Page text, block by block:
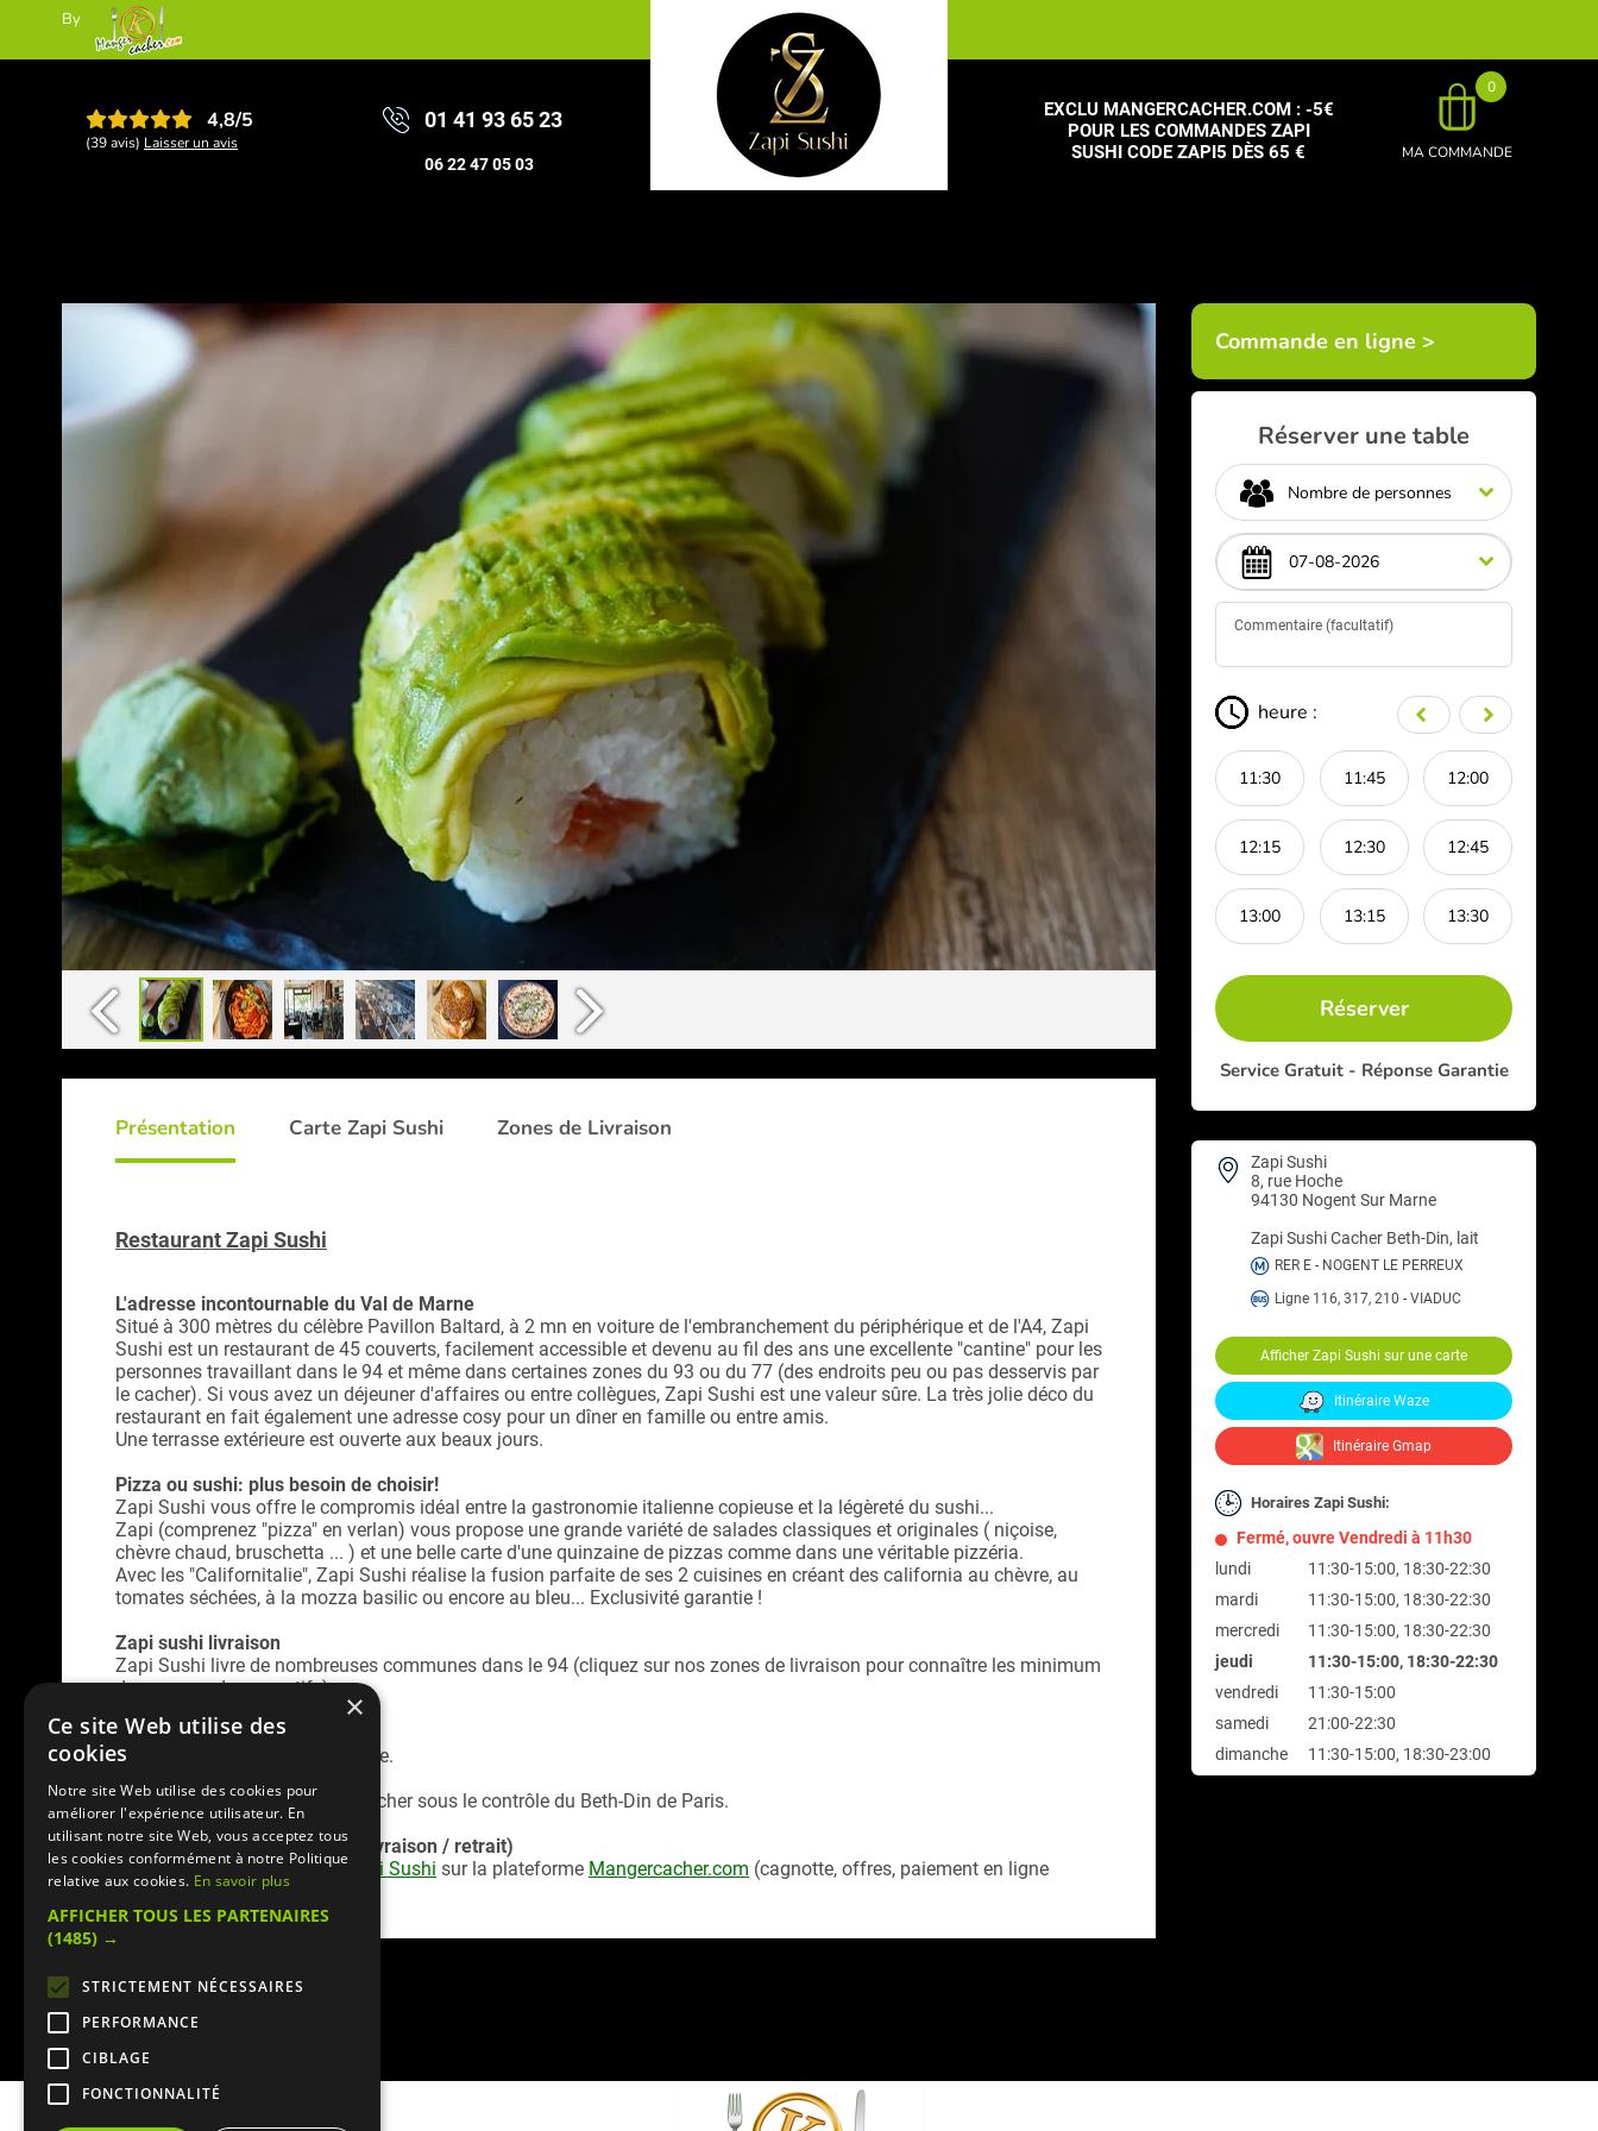
By
01 41 93 65 23
06 22 47 05 03
MA COMMANDE
0
4,8/5
(39 avis) Laisser un avis
EXCLU MANGERCACHER.COM : -5€
POUR LES COMMANDES ZAPI
SUSHI CODE ZAPI5 DÈS 65 €
Commande en ligne >
Réserver une table
Nombre de personnes
heure :
14:45
11:30 11:45 12:00
12:15 12:30 12:45
13:00 13:15 13:30
Réserver
Service Gratuit - Réponse Garantie
Zapi Sushi
8, rue Hoche
94130 Nogent Sur Marne
Zapi SushiCacher Beth-Din, lait
RER E - NOGENT LE PERREUX
Ligne 116, 317, 210 - VIADUC
Afficher Zapi Sushi sur une carte
Itinéraire Waze
Itinéraire Gmap
Horaires Zapi Sushi:
Fermé, ouvre Vendredi à 11h30
lundi
11:30-15:00, 18:30-22:30
mardi
11:30-15:00, 18:30-22:30
mercredi
11:30-15:00, 18:30-22:30
jeudi
11:30-15:00, 18:30-22:30
vendredi
11:30-15:00
samedi
21:00-22:30
dimanche
11:30-15:00, 18:30-23:00
Présentation Carte Zapi Sushi Zones de Livraison
Restaurant Zapi Sushi
L'adresse incontournable du Val de Marne
Situé à 300 mètres du célèbre Pavillon Baltard, à 2 mn en voiture de l'embranchement du périphérique et de l'A4, Zapi
Sushi est un restaurant de 45 couverts, facilement accessible et devenu au fil des ans une excellente "cantine" pour les
personnes travaillant dans le 94 et même dans certaines zones du 93 ou du 77 (des endroits peu ou pas desservis par
le cacher). Si vous avez un déjeuner d'affaires ou entre collègues, Zapi Sushi est une valeur sûre. La très jolie déco du
restaurant en fait également une adresse cosy pour un dîner en famille ou entre amis.
Une terrasse extérieure est ouverte aux beaux jours.
Pizza ou sushi: plus besoin de choisir!
Zapi Sushi vous offre le compromis idéal entre la gastronomie italienne copieuse et la légèreté du sushi...
Zapi (comprenez "pizza" en verlan) vous propose une grande variété de salades classiques et originales ( niçoise,
chèvre chaud, bruschetta ... ) et une belle carte d'une quinzaine de pizzas comme dans une véritable pizzéria.
Avec les "Californitalie", Zapi Sushi réalise la fusion parfaite de ses 2 cuisines en créant des california au chèvre, au
tomates séchées, à la mozza basilic ou encore au bleu... Exclusivité garantie !
Zapi sushi livraison
Zapi Sushi livre de nombreuses communes dans le 94 (cliquez sur nos zones de livraison pour connaître les minimum
de commande respectifs)
Zapi Sushi Take Away
Venez chercher votre commande.
Zapi Sushi est un restaurant cacher sous le contrôle du Beth-Din de Paris.
Service commande en ligne (livraison / retrait)
Retrouvez lacarte livraison Zapi Sushi sur la plateforme Mangercacher.com (cagnotte, offres, paiement en ligne
sécurisé)
×
Ce site Web utilise des
cookies
Notre site Web utilise des cookies pour
améliorer l'expérience utilisateur. En
utilisant notre site Web, vous acceptez tous
les cookies conformément à notre Politique
relative aux cookies. En savoir plus
AFFICHER TOUS LES PARTENAIRES
(1485) →
STRICTEMENT NÉCESSAIRES
PERFORMANCE
CIBLAGE
FONCTIONNALITÉ